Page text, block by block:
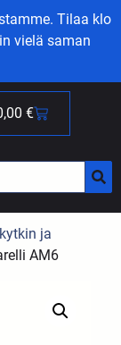
Tilaa klo
vielä saman
€
ja
AM6